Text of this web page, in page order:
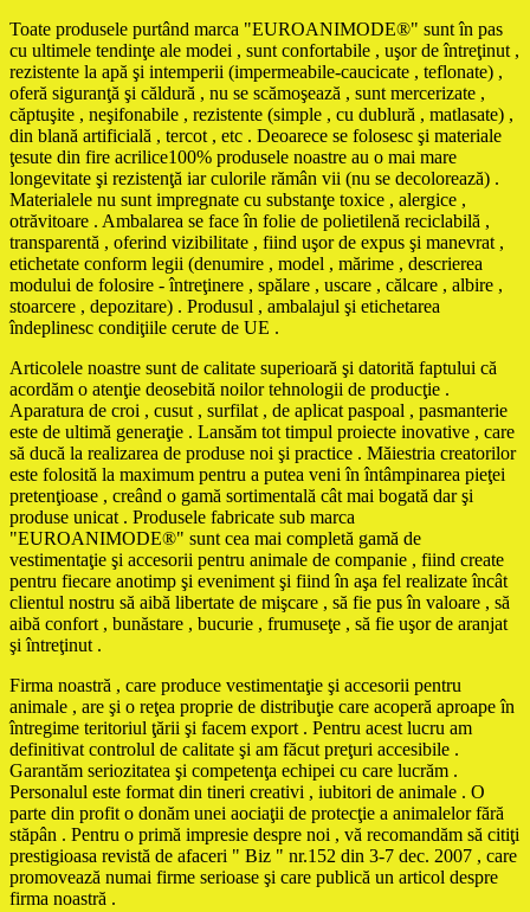
Toate produsele purtând marca "EUROANIMODE®" sunt în pas
cu ultimele tendinţe ale modei , sunt confortabile , uşor de întreţinut ,
rezistente la apă şi intemperii (impermeabile-caucicate , teflonate) ,
oferă siguranţă şi căldură , nu se scămoşează , sunt mercerizate ,
căptuşite , neşifonabile , rezistente (simple , cu dublură , matlasate) ,
din blană artificială , tercot , etc . Deoarece se folosesc şi materiale
ţesute din fire acrilice100% produsele noastre au o mai mare
longevitate şi rezistenţă iar culorile rămân vii (nu se decolorează) .
Materialele nu sunt impregnate cu substanţe toxice , alergice ,
otrăvitoare . Ambalarea se face în folie de polietilenă reciclabilă ,
transparentă , oferind vizibilitate , fiind uşor de expus şi manevrat ,
etichetate conform legii (denumire , model , mărime , descrierea
modului de folosire - întreţinere , spălare , uscare , călcare , albire ,
stoarcere , depozitare) . Produsul , ambalajul şi etichetarea
îndeplinesc condiţiile cerute de UE .
Articolele noastre sunt de calitate superioară şi datorită faptului că
acordăm o atenţie deosebită noilor tehnologii de producţie .
Aparatura de croi , cusut , surfilat , de aplicat paspoal , pasmanterie
este de ultimă generaţie . Lansăm tot timpul proiecte inovative , care
să ducă la realizarea de produse noi şi practice . Măiestria creatorilor
este folosită la maximum pentru a putea veni în întâmpinarea pieţei
pretenţioase , creând o gamă sortimentală cât mai bogată dar şi
produse unicat . Produsele fabricate sub marca
"EUROANIMODE®" sunt cea mai completă gamă de
vestimentaţie şi accesorii pentru animale de companie , fiind create
pentru fiecare anotimp şi eveniment şi fiind în aşa fel realizate încât
clientul nostru să aibă libertate de mişcare , să fie pus în valoare , să
aibă confort , bunăstare , bucurie , frumuseţe , să fie uşor de aranjat
şi întreţinut .
Firma noastră , care produce vestimentaţie şi accesorii pentru
animale , are şi o reţea proprie de distribuţie care acoperă aproape în
întregime teritoriul ţării şi facem export . Pentru acest lucru am
definitivat controlul de calitate şi am făcut preţuri accesibile .
Garantăm seriozitatea şi competenţa echipei cu care lucrăm .
Personalul este format din tineri creativi , iubitori de animale . O
parte din profit o donăm unei aociaţii de protecţie a animalelor fără
stăpân . Pentru o primă impresie despre noi , vă recomandăm să citiţi
prestigioasa revistă de afaceri " Biz " nr.152 din 3-7 dec. 2007 , care
promovează numai firme serioase şi care publică un articol despre
firma noastră .